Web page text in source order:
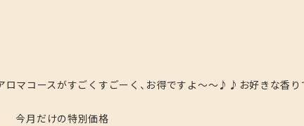
ロマコースがすごくすごーく、お得ですよ～～♪♪お好きな香り
の特別価格